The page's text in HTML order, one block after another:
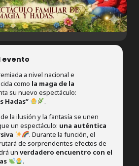
evento
a nivel nacional e
como la maga de la
su nuevo espectáculo:
Hadas”
.
la ilusión y la fantasía se unen
un espectáculo: una auténtica
. Durante la función, el
de sorprendentes efectos de
un verdadero encuentro con el
.